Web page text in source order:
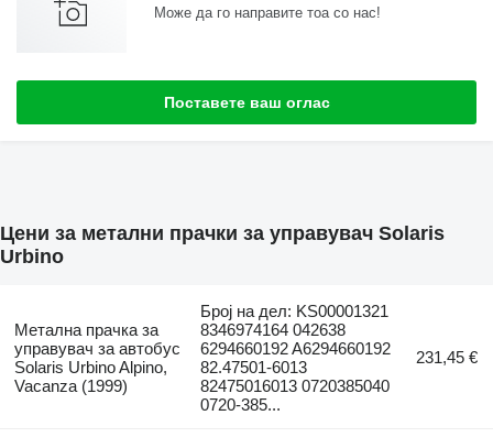
Може да го направите тоа со нас!
Поставете ваш оглас
Цени за метални прачки за управувач Solaris
Urbino
Метална прачка за
управувач за автобус
Solaris Urbino Alpino,
Vacanza (1999)
Број на дел: KS00001321
8346974164 042638
6294660192 A6294660192
82.47501-6013
82475016013 0720385040
0720-385...
231,45 €